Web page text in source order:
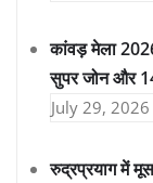
कांवड़ मेला
सुपर जोन और
July 29, 2026
रुद्रप्रयाग में